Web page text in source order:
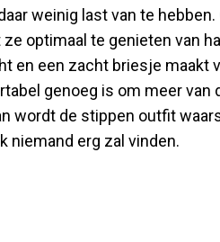
weinig last van te hebben.
optimaal te genieten van
en een zacht briesje maakt
genoeg is om meer van
wordt de stippen outfit
niemand erg zal vinden.